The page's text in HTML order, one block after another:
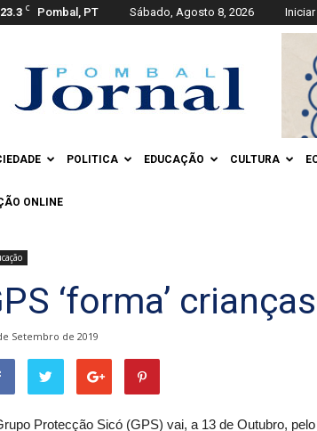
23.3 C Pombal, PT Sábado, Agosto 8, 2026
Jornal
POLITICA EDUCAÇÃO CULTURA
ONLINE
‘forma’
Setembro de 2019
Protecção Sicó (GPS) vai, a 13 de Outubro,